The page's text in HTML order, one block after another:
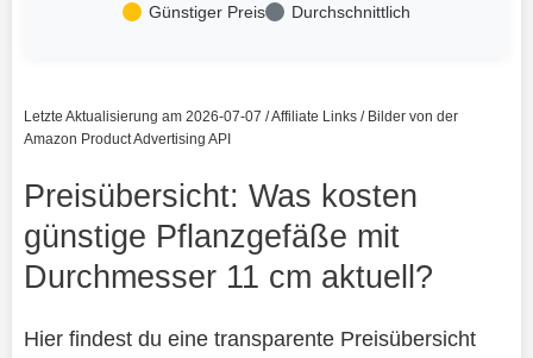
Günstiger Preis
Durchschnittlich
Letzte Aktualisierung am 2026-07-07 / Affiliate Links / Bilder von der
Amazon Product Advertising API
Preisübersicht: Was kosten
günstige Pflanzgefäße mit
Durchmesser 11 cm aktuell?
Hier findest du eine transparente Preisübersicht